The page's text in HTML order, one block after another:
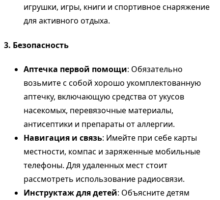
игрушки, игры, книги и спортивное снаряжение
для активного отдыха.
3. Безопасность
Аптечка первой помощи: Обязательно
возьмите с собой хорошо укомплектованную
аптечку, включающую средства от укусов
насекомых, перевязочные материалы,
антисептики и препараты от аллергии.
Навигация и связь: Имейте при себе карты
местности, компас и заряженные мобильные
телефоны. Для удаленных мест стоит
рассмотреть использование радиосвязи.
Инструктаж для детей: Объясните детям